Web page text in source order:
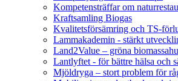
Kompetensträffar om
Kraftsamling Biogas
Kvalitetsförsämring och TS-
Lammakademin - stärkt
Land2Value – gröna
Lantlyftet - för bättre hälsa och
Mjöldryga – stort problem för